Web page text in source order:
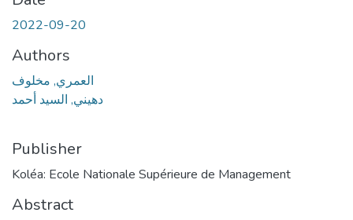
2022-09-20
Authors
العمري, مخلوف
دهيني, السيد أحمد
Publisher
Koléa: Ecole Nationale Supérieure de Management
Abstract